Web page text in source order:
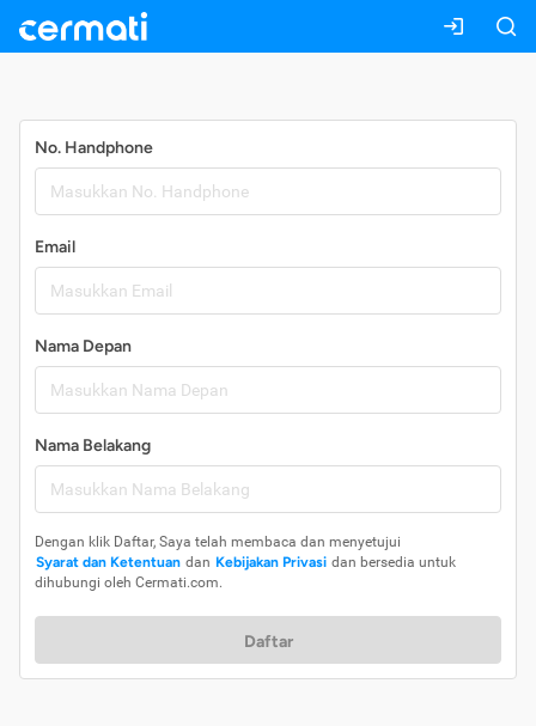
No. Handphone
Email
Nama Depan
Nama Belakang
Dengan klik Daftar, Saya telah membaca dan menyetujui
Syarat dan Ketentuan dan Kebijakan Privasi dan bersedia untuk
dihubungi oleh Cermati.com.
Daftar